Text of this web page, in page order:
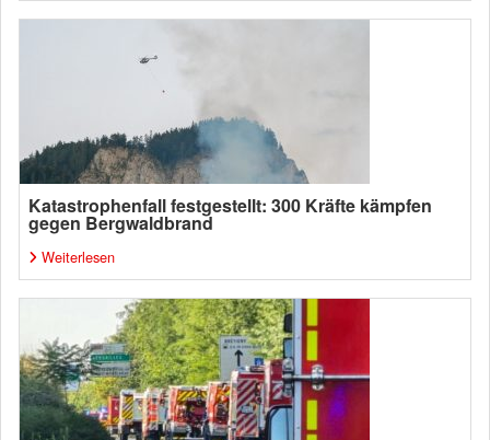
Katastrophenfall festgestellt: 300 Kräfte kämpfen
gegen Bergwaldbrand
Weiterlesen